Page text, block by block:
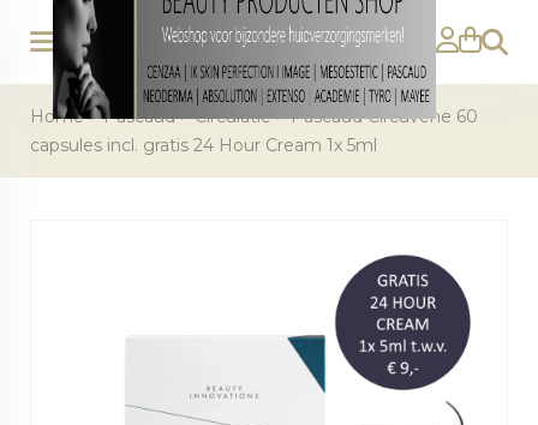
Home>Pascaud>Circulatie>Pascaud Circuvene 60
capsules incl. gratis 24 Hour Cream 1x 5ml